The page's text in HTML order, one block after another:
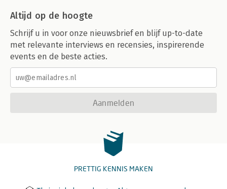
Altijd op de hoogte
Schrijf u in voor onze nieuwsbrief en blijf up-to-date
met relevante interviews en recensies, inspirerende
events en de beste acties.
Aanmelden
PRETTIG KENNIS MAKEN